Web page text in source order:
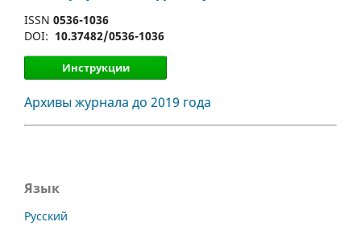
ISSN 0536-1036
DOI: 10.37482/0536-1036
Инструкции
Архивы журнала до 2019 года
Язык
Русский